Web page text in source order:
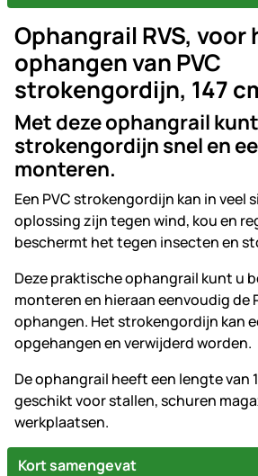
Ophangrail RVS, voor
ophangen van PVC
strokengordijn, 147
Met deze ophangrail
strokengordijn snel en
monteren.
Een PVC strokengordijn kan in veel
oplossing zijn tegen wind, kou en
beschermt het tegen insecten en
Deze praktische ophangrail kunt u
monteren en hieraan eenvoudig de
ophangen. Het strokengordijn kan
opgehangen en verwijderd worden.
De ophangrail heeft een lengte van
geschikt voor stallen, schuren
werkplaatsen.
Kort samengevat